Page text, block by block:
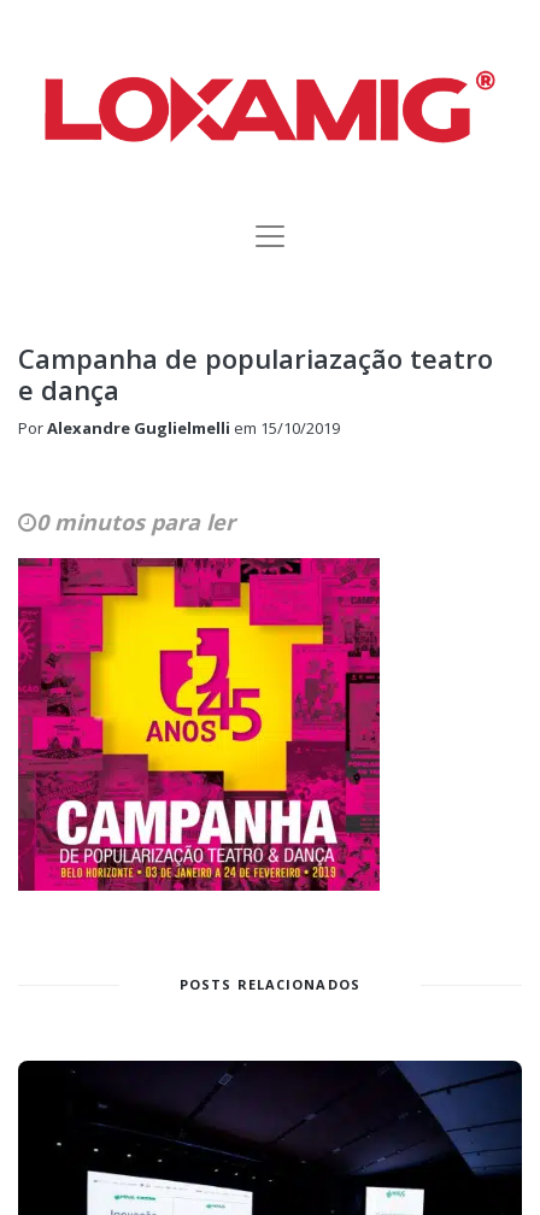
Campanha de populariazação teatro
e dança
PorAlexandre Guglielmelli em 15/10/2019
0 minutos para ler
POSTS RELACIONADOS